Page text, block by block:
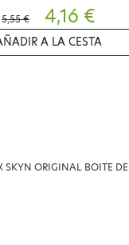
5,55 € 4,16 €
A LA CESTA